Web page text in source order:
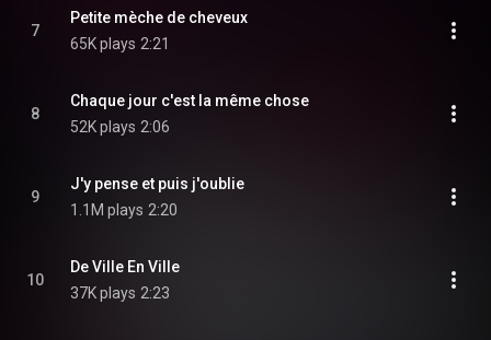
7
Petite mèche de cheveux
65K plays 2:21
8
Chaque jour c'est la même chose
52K plays 2:06
9
J'y pense et puis j'oublie
1.1M plays 2:20
10
De Ville En Ville
37K plays 2:23